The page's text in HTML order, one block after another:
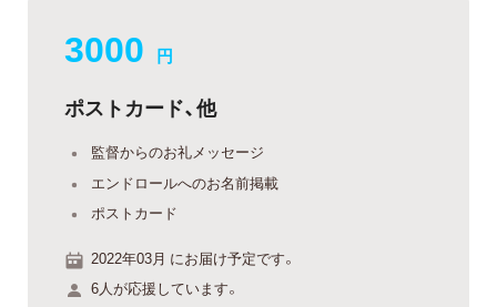
3000 円
ポストカード、他
監督からのお礼メッセージ
エンドロールへのお名前掲載
ポストカード
2022年03月 にお届け予定です。
6人が応援しています。